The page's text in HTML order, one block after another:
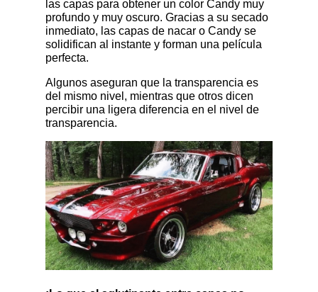
las capas para obtener un color Candy muy
profundo y muy oscuro. Gracias a su secado
inmediato, las capas de nacar o Candy se
solidifican al instante y forman una película
perfecta.
Algunos aseguran que la transparencia es
del mismo nivel, mientras que otros dicen
percibir una ligera diferencia en el nivel de
transparencia.